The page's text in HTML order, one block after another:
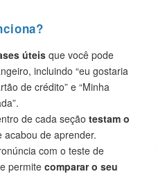
úteis que você pode
incluindo “eu gostaria
de crédito” e “Minha
de cada seção testam o
acabou de aprender.
com o teste de
permitecomparar o seu